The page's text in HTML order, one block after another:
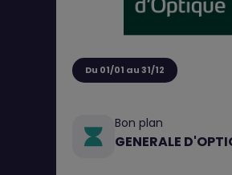
Du 01/01 au 31/12
Bon plan
GENERALE